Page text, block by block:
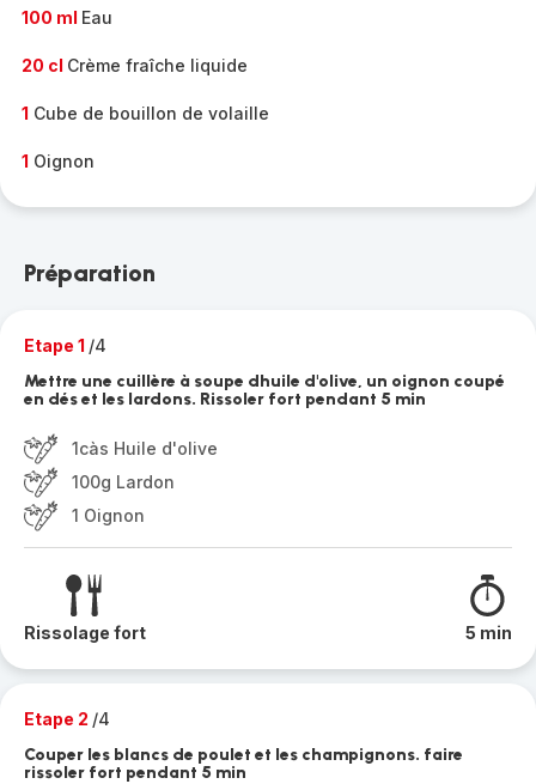
100 ml Eau
20 cl Crème fraîche liquide
1 Cube de bouillon de volaille
1 Oignon
Préparation
Etape 1 /4
Mettre une cuillère à soupe dhuile d'olive, un oignon coupé
en dés et les lardons. Rissoler fort pendant 5 min
1càs Huile d'olive
100g Lardon
1 Oignon
Rissolage fort 5 min
Etape 2 /4
Couper les blancs de poulet et les champignons. faire
rissoler fort pendant 5 min